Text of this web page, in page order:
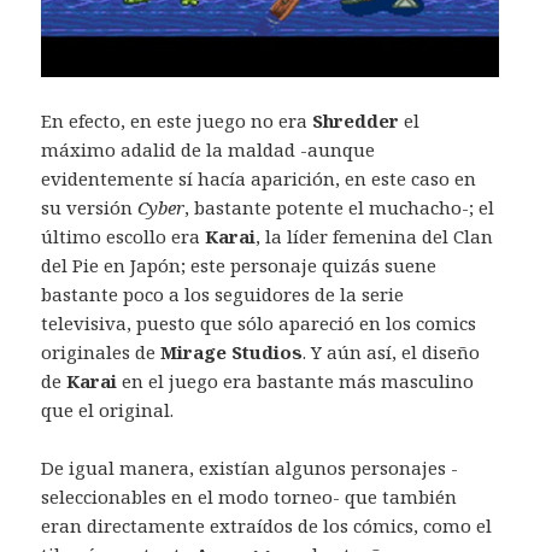
En efecto, en este juego no era Shredder el
máximo adalid de la maldad -aunque
evidentemente sí hacía aparición, en este caso en
su versiónCyber, bastante potente el muchacho-; el
último escollo eraKarai, la líder femenina del Clan
del Pie en Japón; este personaje quizás suene
bastante poco a los seguidores de la serie
televisiva, puesto que sólo apareció en los comics
originales deMirage Studios. Y aún así, el diseño
deKaraien el juego era bastante más masculino
que el original.
De igual manera, existían algunos personajes -
seleccionables en el modo torneo- que también
eran directamente extraídos de los cómics, como el